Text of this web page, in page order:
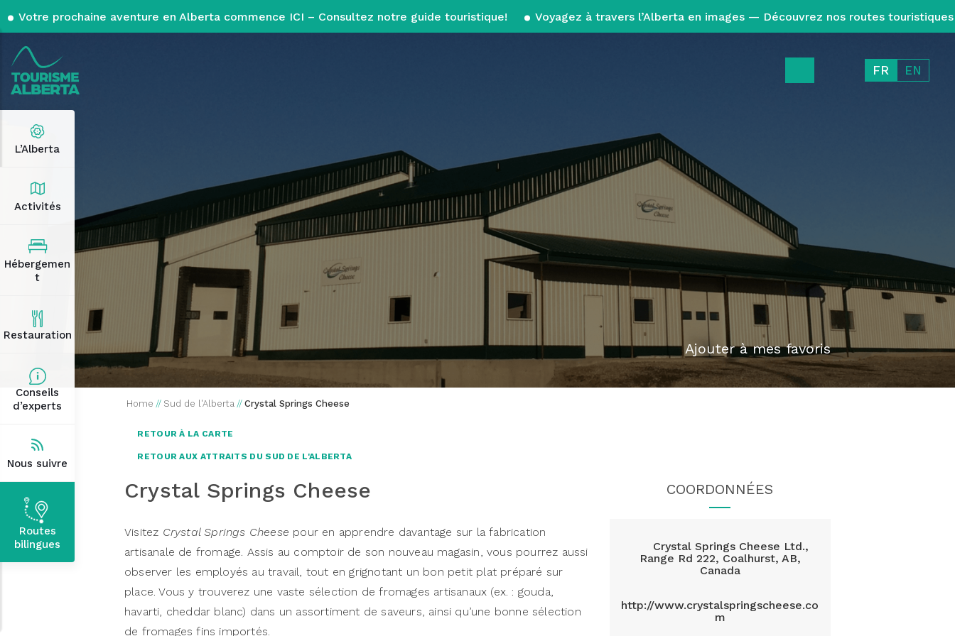
Votre prochaine aventure en Alberta commence ICI – Consultez notre guide touristique! Voyagez à travers l’Alberta en images — Découvrez nos routes touristiques
FR EN
L’Alberta
Activités
Hébergemen
t
Restauration
Conseils
d’experts
Nous suivre
Routes
bilingues
Ajouter à mes favoris
Home // Sud de l'Alberta // Crystal Springs Cheese
RETOUR À LA CARTE
RETOUR AUX ATTRAITS DU SUD DE L'ALBERTA
Crystal Springs Cheese
Visitez Crystal Springs Cheese pour en apprendre davantage sur la fabrication
artisanale de fromage. Assis au comptoir de son nouveau magasin, vous pourrez aussi
observer les employés au travail, tout en grignotant un bon petit plat préparé sur
place. Vous y trouverez une vaste sélection de fromages artisanaux (ex. : gouda,
havarti, cheddar blanc) dans un assortiment de saveurs, ainsi qu’une bonne sélection
de fromages fins importés.
COORDONNÉES
Crystal Springs Cheese Ltd.,
Range Rd 222, Coalhurst, AB,
Canada
http://www.crystalspringscheese.co
m